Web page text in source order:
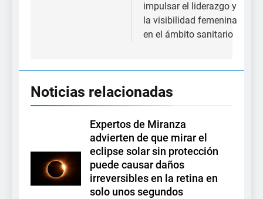
impulsar el liderazgo y
la visibilidad femenina
en el ámbito sanitario
Noticias relacionadas
Expertos de Miranza
advierten de que mirar el
eclipse solar sin protección
puede causar daños
irreversibles en la retina en
solo unos segundos